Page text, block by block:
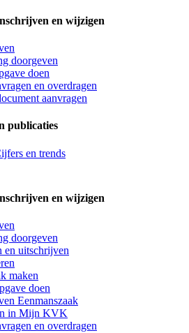
en wijzigen
doorgeven
doen
en overdragen
aanvragen
publicaties
en trends
en wijzigen
doorgeven
en uitschrijven
maken
doen
Eenmanszaak
in Mijn KVK
en overdragen